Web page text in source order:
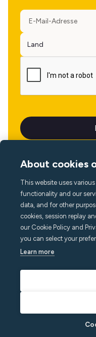
About cookies
This website uses
functionality and our
data, and for other
cookies, session replay
our Cookie Policy and
you can select your
Learn more